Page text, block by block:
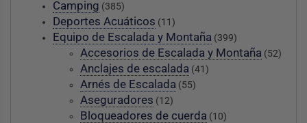
Camping (385)
Deportes Acuáticos (11)
Equipo de Escalada y Montaña (399)
Accesorios de Escalada y Montaña (52)
Anclajes de escalada (41)
Arnés de Escalada (55)
Aseguradores (12)
Bloqueadores de cuerda (10)